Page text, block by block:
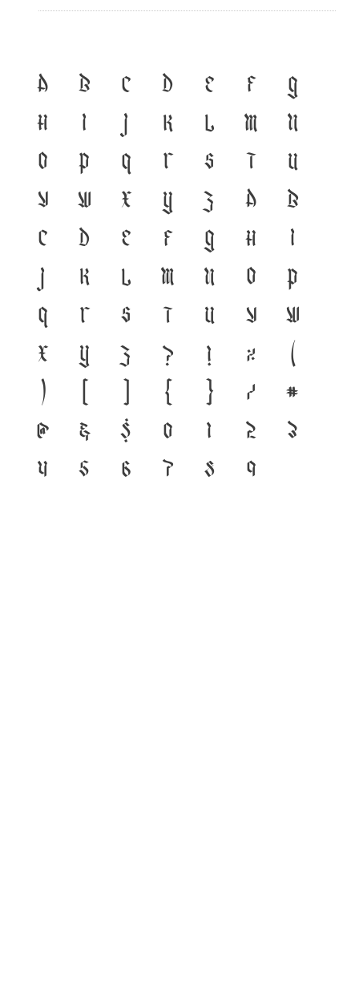
A B C D E F G
H I J K L M N
O P Q R S T U
V W X Y Z a b
c d e f g h i
j k l m n o p
q r s t u v w
x y z ? ! % (
) [ ] { } / #
@ & $ 0 1 2 3
4 5 6 7 8 9